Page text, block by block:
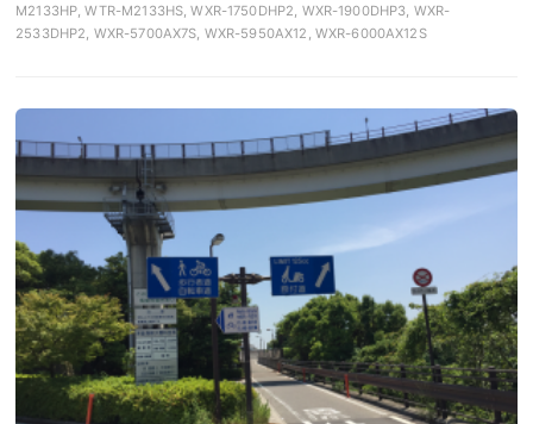
M2133HP, WTR-M2133HS, WXR-1750DHP2, WXR-1900DHP3, WXR-
2533DHP2, WXR-5700AX7S, WXR-5950AX12, WXR-6000AX12S